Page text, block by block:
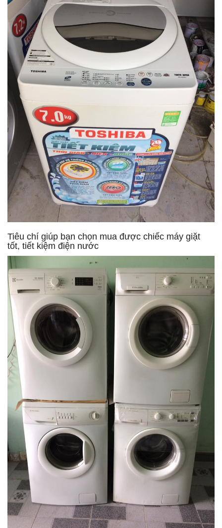
Tiêu chí giúp bạn chọn mua được chiếc máy giặt
tốt, tiết kiệm điện nước